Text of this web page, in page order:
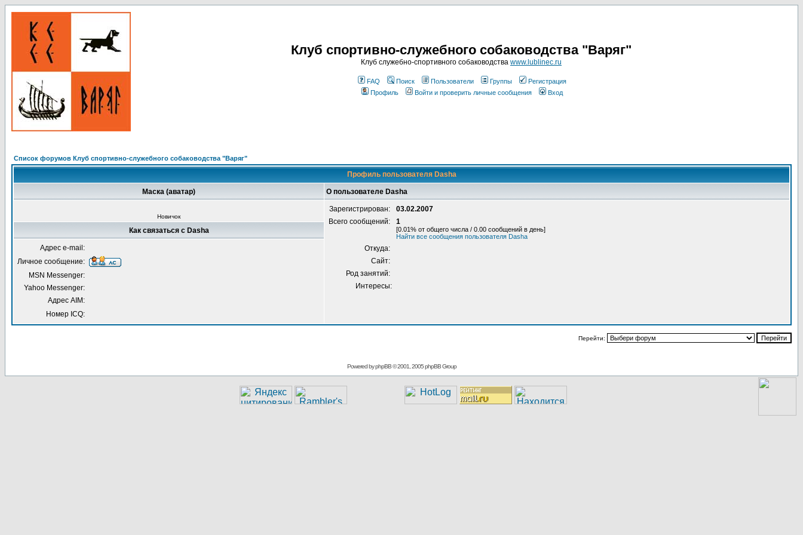
Клуб спортивно-служебного собаководства "Варяг"
Клуб служебно-спортивного собаководства www.lublinec.ru
FAQ Поиск Пользователи Группы
Регистрация
Профиль
Войти и проверить личные сообщения Вход
Список форумов Клуб спортивно-служебного собаководства "Варяг"
Профиль пользователя Dasha
Маска (аватар) О пользователе Dasha
Новичок
Зарегистрирован:
03.02.2007
Всего сообщений:
1
[0.01% от общего числа / 0.00 сообщений в день]
Найти все сообщения пользователя Dasha
Откуда:
Сайт:
Род занятий:
Интересы:
Как связаться с Dasha
Адрес e-mail:
Личное сообщение:
MSN Messenger:
Yahoo Messenger:
Адрес AIM:
Номер ICQ:
Перейти:
Powered byphpBB© 2001, 2005 phpBB Group